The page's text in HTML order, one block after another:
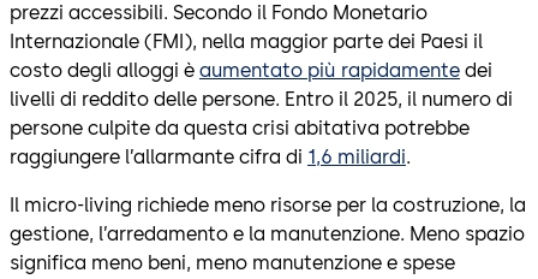
prezzi accessibili. Secondo il Fondo Monetario
Internazionale (FMI), nella maggior parte dei Paesi il
costo degli alloggi è aumentato più rapidamente dei
livelli di reddito delle persone. Entro il 2025, il numero di
persone culpite da questa crisi abitativa potrebbe
raggiungere l’allarmante cifra di 1,6 miliardi.
Il micro-living richiede meno risorse per la costruzione, la
gestione, l’arredamento e la manutenzione. Meno spazio
significa meno beni, meno manutenzione e spese